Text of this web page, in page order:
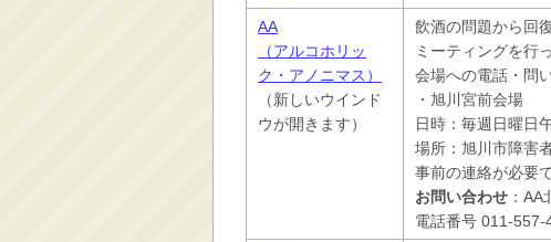
AA
（アルコホリッ
ク・アノニマス）
（新しいウインド
ウが開きます）
飲酒の問題から回
ミーティングを行
会場への電話・問
・旭川宮前会場
日時：毎週日曜日
場所：旭川市障害
事前の連絡が必要で
お問い合わせ ：
電話番号 011-557-